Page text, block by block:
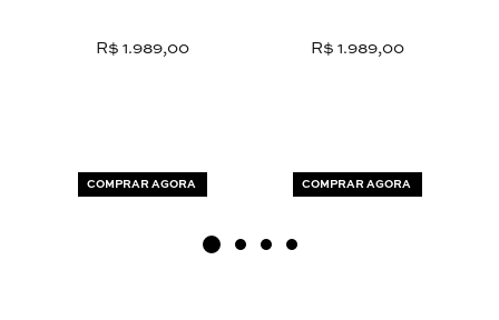
R$ 1.989,00
COMPRAR AGORA
R$ 1.989,00
COMPRAR AGORA